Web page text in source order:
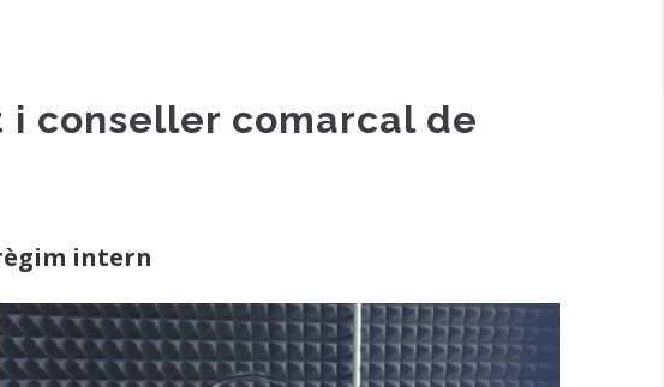
i conseller comarcal de
intern